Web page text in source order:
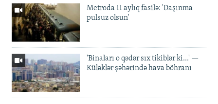
Metroda 11 aylıq fasilə: 'Daşınma
pulsuz olsun'
'Binaları o qədər sıx tikiblər ki...' —
Küləklər şəhərində hava böhranı